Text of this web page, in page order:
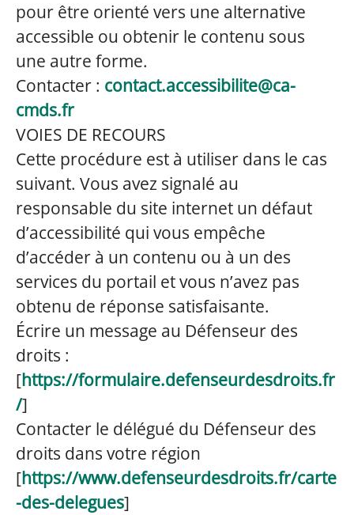
pour être orienté vers une alternative
accessible ou obtenir le contenu sous
une autre forme.
Contacter : contact.accessibilite@ca-
cmds.fr
VOIES DE RECOURS
Cette procédure est à utiliser dans le cas
suivant. Vous avez signalé au
responsable du site internet un défaut
d’accessibilité qui vous empêche
d’accéder à un contenu ou à un des
services du portail et vous n’avez pas
obtenu de réponse satisfaisante.
Écrire un message au Défenseur des
droits :
[https://formulaire.defenseurdesdroits.fr
/]
Contacter le délégué du Défenseur des
droits dans votre région
[https://www.defenseurdesdroits.fr/carte
-des-delegues]